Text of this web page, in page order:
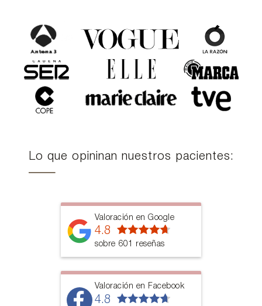
Lo que opininan nuestros pacientes:
Valoración en Google
4.8
sobre 601 reseñas
Valoración en Facebook
4.8